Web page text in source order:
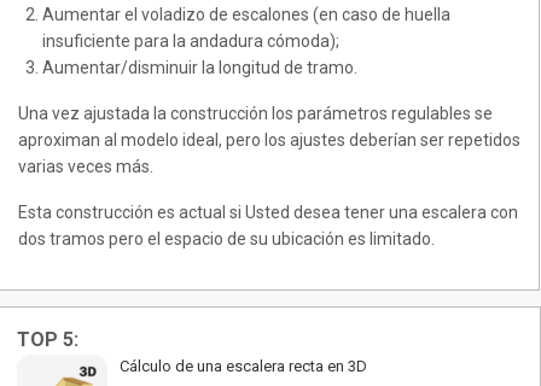
Aumentar el voladizo de escalones (en caso de huella
insuficiente para la andadura cómoda);
Aumentar/disminuir la longitud de tramo.
Una vez ajustada la construcción los parámetros regulables se
aproximan al modelo ideal, pero los ajustes deberían ser repetidos
varias veces más.
Esta construcción es actual si Usted desea tener una escalera con
dos tramos pero el espacio de su ubicación es limitado.
TOP 5:
Cálculo de una escalera recta en 3D